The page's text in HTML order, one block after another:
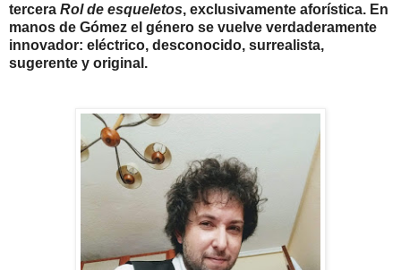
tercera Rol de esqueletos, exclusivamente aforística. En
manos de Gómez el género se vuelve verdaderamente
innovador: eléctrico, desconocido, surrealista,
sugerente y original.